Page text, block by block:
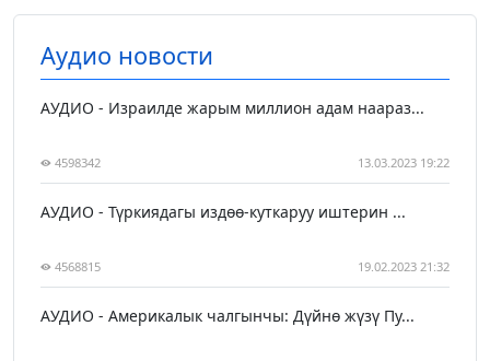
Аудио новости
АУДИО - Израилде жарым миллион адам наараз...
4598342 13.03.2023 19:22
АУДИО - Түркиядагы издөө-куткаруу иштерин ...
4568815 19.02.2023 21:32
АУДИО - Америкалык чалгынчы: Дүйнө жүзү Пу...